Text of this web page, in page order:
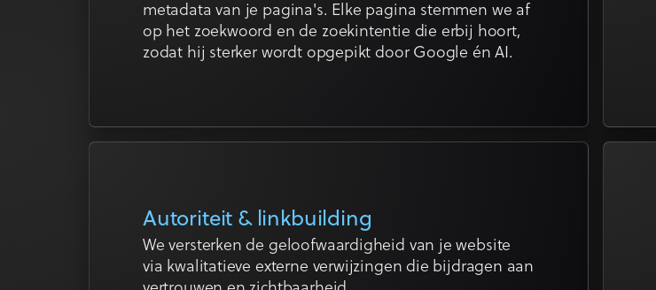
metadata van je pagina's. Elke pagina stemmen we af
op het zoekwoord en de zoekintentie die erbij hoort,
zodat hij sterker wordt opgepikt door Google én AI.
Autoriteit & linkbuilding
We versterken de geloofwaardigheid van je website
via kwalitatieve externe verwijzingen die bijdragen aan